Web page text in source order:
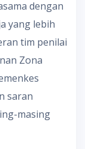
dengan
yang lebih
tim penilai
Zona
saran
masing